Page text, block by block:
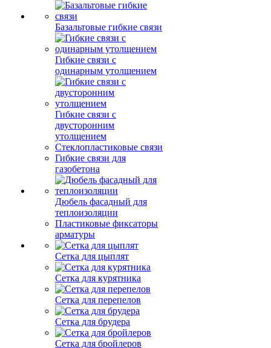
Базальтовые гибкие связи
Гибкие связи с
одинарным утолщением
Гибкие связи с
двусторонним
утолщением
Стеклопластиковые связи
Гибкие связи для
газобетона
Дюбель фасадный для
теплоизоляции
Пластиковые фиксаторы
арматуры
Сетка для цыплят
Сетка для курятника
Сетка для перепелов
Сетка для брудера
Сетка для бройлеров